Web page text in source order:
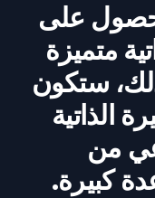
على
متميزة
ستكون
الذاتية
من